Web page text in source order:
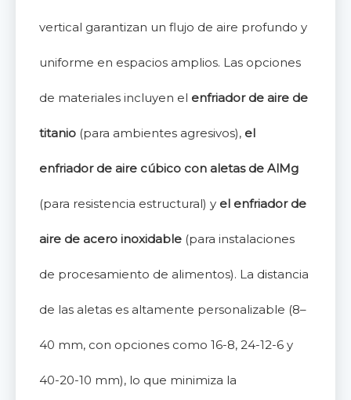
vertical garantizan un flujo de aire profundo y
uniforme en espacios amplios. Las opciones
de materiales incluyen el enfriador de aire de
titanio (para ambientes agresivos), el
enfriador de aire cúbico con aletas de AlMg
(para resistencia estructural) y el enfriador de
aire de acero inoxidable (para instalaciones
de procesamiento de alimentos). La distancia
de las aletas es altamente personalizable (8–
40 mm, con opciones como 16-8, 24-12-6 y
40-20-10 mm), lo que minimiza la